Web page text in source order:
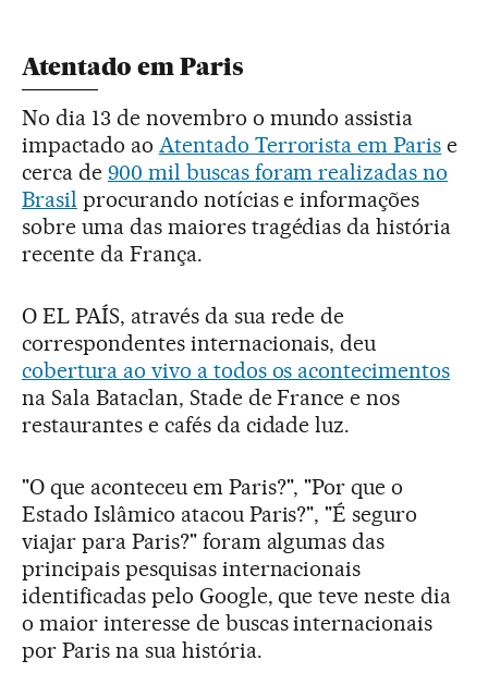
Atentado em Paris
No dia 13 de novembro o mundo assistia
impactado ao Atentado Terrorista em Paris e
cerca de 900 mil buscas foram realizadas no
Brasil procurando notícias e informações
sobre uma das maiores tragédias da história
recente da França.
O EL PAÍS, através da sua rede de
correspondentes internacionais, deu
cobertura ao vivo a todos os acontecimentos
na Sala Bataclan, Stade de France e nos
restaurantes e cafés da cidade luz.
"O que aconteceu em Paris?", "Por que o
Estado Islâmico atacou Paris?", "É seguro
viajar para Paris?" foram algumas das
principais pesquisas internacionais
identificadas pelo Google, que teve neste dia
o maior interesse de buscas internacionais
por Paris na sua história.